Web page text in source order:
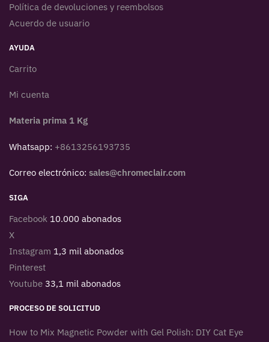
Política de devoluciones y reembolsos
Acuerdo de usuario
AYUDA
Carrito
Mi cuenta
Materia prima 1 Kg
Whatsapp: +8613256193735
Correo electrónico: sales@chromeclair.com
SIGA
Facebook 10.000 abonados
X
Instagram 1,3 mil abonados
Pinterest
Youtube 33,1 mil abonados
PROCESO DE SOLICITUD
How to Mix Magnetic Powder with Gel Polish: DIY Cat Eye